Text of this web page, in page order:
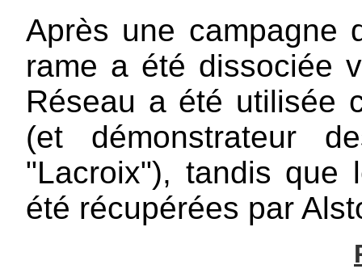
Après une campagne
rame a été dissociée
Réseau a été utilisée
(et démonstrateur
"Lacroix"), tandis que
été récupérées par